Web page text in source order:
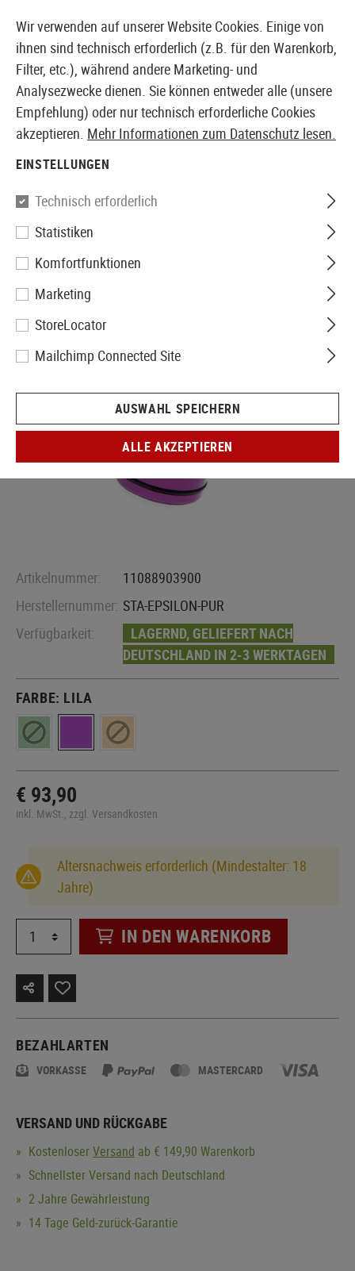
EUROPÄISCHER AIRSOFT SHOP & GROßHÄNDLER
StratAIM
Epsilon Impact Grenade
Artikelnummer:
11088903900
Herstellernummer: STA-EPSILON-PUR
Verfügbarkeit:
LAGERND, GELIEFERT NACH
DEUTSCHLAND IN 2-3 WERKTAGEN
FARBE: LILA
€ 93,90
inkl. MwSt., zzgl. Versandkosten
Altersnachweis erforderlich (Mindestalter: 18
Jahre)
IN DEN WARENKORB
BEZAHLARTEN
VORKASSE MASTERCARD
VERSAND UND RÜCKGABE
KostenloserVersand ab € 149,90 Warenkorb
Schnellster Versand nach Deutschland
2 Jahre Gewährleistung
14 Tage Geld-zurück-Garantie
Wir verwenden auf unserer Website Cookies. Einige von
ihnen sind technisch erforderlich (z.B. für den Warenkorb,
Filter, etc.), während andere Marketing- und
Analysezwecke dienen. Sie können entweder alle (unsere
Empfehlung) oder nur technisch erforderliche Cookies
akzeptieren. Mehr Informationen zum Datenschutz lesen.
EINSTELLUNGEN
Technisch erforderlich
Statistiken
Komfortfunktionen
Marketing
StoreLocator
Mailchimp Connected Site
AUSWAHL SPEICHERN
ALLE AKZEPTIEREN